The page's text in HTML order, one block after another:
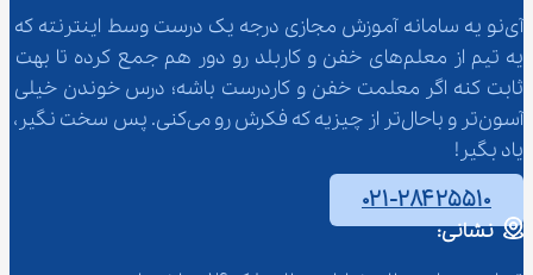
آی‌نو یه سامانه آموزش مجازی درجه یک درست وسط اینترنته که
یه تیم از معلم‌‌های خفن و کاربلد رو دور هم جمع کرده تا بهت
ثابت کنه اگر معلمت خفن و کاردرست باشه؛ درس خوندن خیلی
آسون‌تر و باحال‌تر از چیزیه که فکرش رو می‌کنی. پس سخت نگیر،
یاد بگیر!
۰۲۱-۲۸۴۲۵۵۱۰
نشانی: